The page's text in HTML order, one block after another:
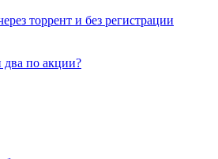
торрент и без регистрации
по акции?